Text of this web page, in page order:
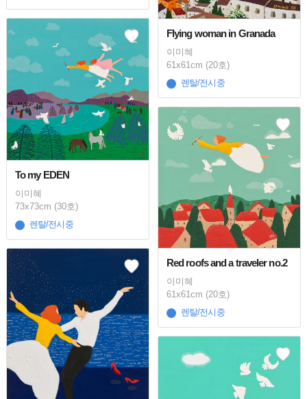
Flying woman in Granada
이미혜
61x61cm (20호)
렌탈/전시중
To my EDEN
이미혜
73x73cm (30호)
렌탈/전시중
Red roofs and a traveler no.2
이미혜
61x61cm (20호)
렌탈/전시중